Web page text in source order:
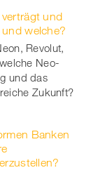
und
welche?
Revolut,
Neo-
und das
Zukunft?
Banken